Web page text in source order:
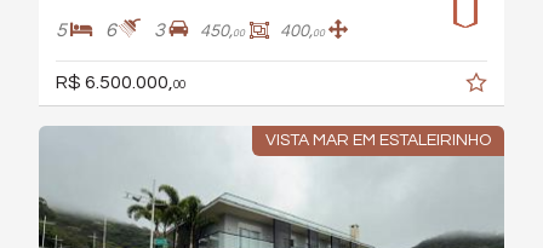
5 6 3 450,00 400,00
R$ 6.500.000, 00
VISTA MAR EM ESTALEIRINHO